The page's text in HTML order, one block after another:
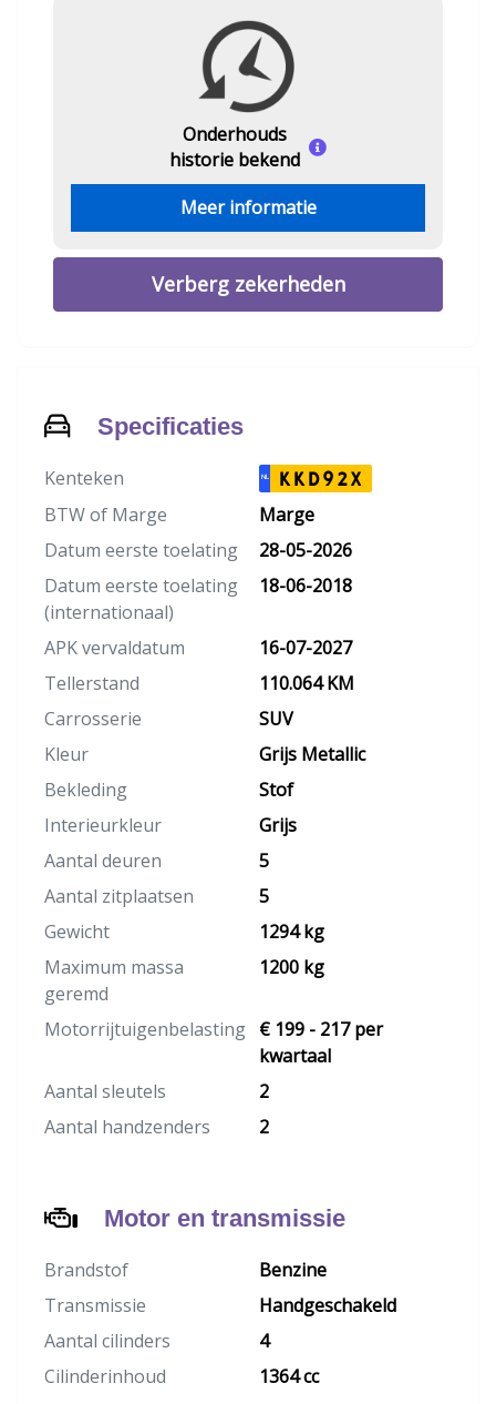
Onderhouds
historie bekend
Meer informatie
Verberg zekerheden
Specificaties
Kenteken NL KKD92X
BTW of Marge
Marge
Datum eerste toelating
28-05-2026
Datum eerste toelating
(internationaal)
18-06-2018
APK vervaldatum
16-07-2027
Tellerstand
110.064 KM
Carrosserie
SUV
Kleur
Grijs Metallic
Bekleding
Stof
Interieurkleur
Grijs
Aantal deuren
5
Aantal zitplaatsen
5
Gewicht
1294 kg
Maximum massa
geremd
1200 kg
Motorrijtuigenbelasting € 199 - 217 per
kwartaal
Aantal sleutels
2
Aantal handzenders
2
Motor en transmissie
Brandstof
Benzine
Transmissie
Handgeschakeld
Aantal cilinders
4
Cilinderinhoud
1364 cc